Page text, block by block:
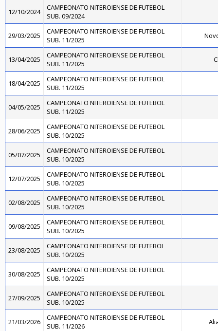
12/10/2024
CAMPEONATO NITEROIENSE DE FUTEBOL
SUB. 09/2024
29/03/2025
CAMPEONATO NITEROIENSE DE FUTEBOL
SUB. 11/2025
13/04/2025
CAMPEONATO NITEROIENSE DE FUTEBOL
SUB. 11/2025
18/04/2025
CAMPEONATO NITEROIENSE DE FUTEBOL
SUB. 11/2025
04/05/2025
CAMPEONATO NITEROIENSE DE FUTEBOL
SUB. 11/2025
28/06/2025
CAMPEONATO NITEROIENSE DE FUTEBOL
SUB. 10/2025
05/07/2025
CAMPEONATO NITEROIENSE DE FUTEBOL
SUB. 10/2025
12/07/2025
CAMPEONATO NITEROIENSE DE FUTEBOL
SUB. 10/2025
02/08/2025
CAMPEONATO NITEROIENSE DE FUTEBOL
SUB. 10/2025
09/08/2025
CAMPEONATO NITEROIENSE DE FUTEBOL
SUB. 10/2025
23/08/2025
CAMPEONATO NITEROIENSE DE FUTEBOL
SUB. 10/2025
30/08/2025
CAMPEONATO NITEROIENSE DE FUTEBOL
SUB. 10/2025
27/09/2025
CAMPEONATO NITEROIENSE DE FUTEBOL
SUB. 10/2025
21/03/2026
CAMPEONATO NITEROIENSE DE FUTEBOL
SUB. 11/2026